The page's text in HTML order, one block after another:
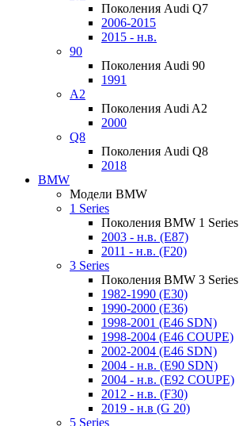
Поколения Audi Q7
2006-2015
2015 - н.в.
90
Поколения Audi 90
1991
A2
Поколения Audi A2
2000
Q8
Поколения Audi Q8
2018
BMW
Модели BMW
1 Series
Поколения BMW 1 Series
2003 - н.в. (E87)
2011 - н.в. (F20)
3 Series
Поколения BMW 3 Series
1982-1990 (E30)
1990-2000 (E36)
1998-2001 (E46 SDN)
1998-2004 (E46 COUPE)
2002-2004 (E46 SDN)
2004 - н.в. (E90 SDN)
2004 - н.в. (E92 COUPE)
2012 - н.в. (F30)
2019 - н.в (G 20)
5 Series